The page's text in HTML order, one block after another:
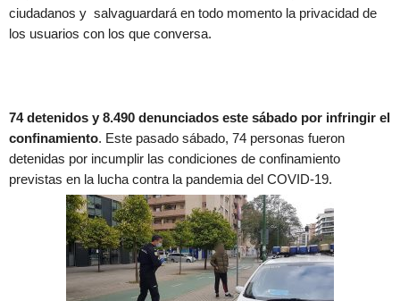
ciudadanos y salvaguardará en todo momento la privacidad de
los usuarios con los que conversa.
74 detenidos y 8.490 denunciados este sábado por infringir el
confinamiento. Este pasado sábado, 74 personas fueron
detenidas por incumplir las condiciones de confinamiento
previstas en la lucha contra la pandemia del COVID-19.